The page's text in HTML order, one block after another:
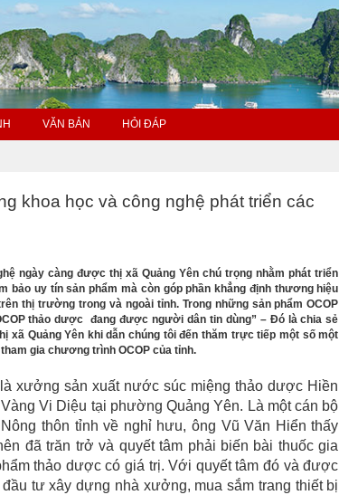
VĂN BẢN HỎI ĐÁP
khoa học và công nghệ phát triển các
ngày càng được thị xã Quảng Yên chú trọng nhằm phát triển
bảo uy tín sản phẩm mà còn góp phần khẳng định thương hiệu
thị trường trong và ngoài tỉnh. Trong những sản phẩm OCOP
thảo dược đang được người dân tin dùng” – Đó là chia sẻ
xã Quảng Yên khi dẫn chúng tôi đến thăm trực tiếp một số một
gia chương trình OCOP của tỉnh.
xưởng sản xuất nước súc miệng thảo dược Hiền
Vi Diệu tại phường Quảng Yên. Là một cán bộ
thôn tỉnh về nghỉ hưu, ông Vũ Văn Hiển thấy
đã trăn trở và quyết tâm phải biến bài thuốc gia
thảo dược có giá trị. Với quyết tâm đó và được
tư xây dựng nhà xưởng, mua sắm trang thiết bị